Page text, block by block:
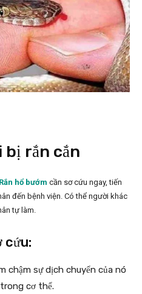
bị rắn cắn
Rắn hổ bướm cần sơ cứu ngay, tiến
đến bệnh viện. Có thể người khác
tự làm.
cứu:
chậm sự dịch chuyển của nó
cơ thể.